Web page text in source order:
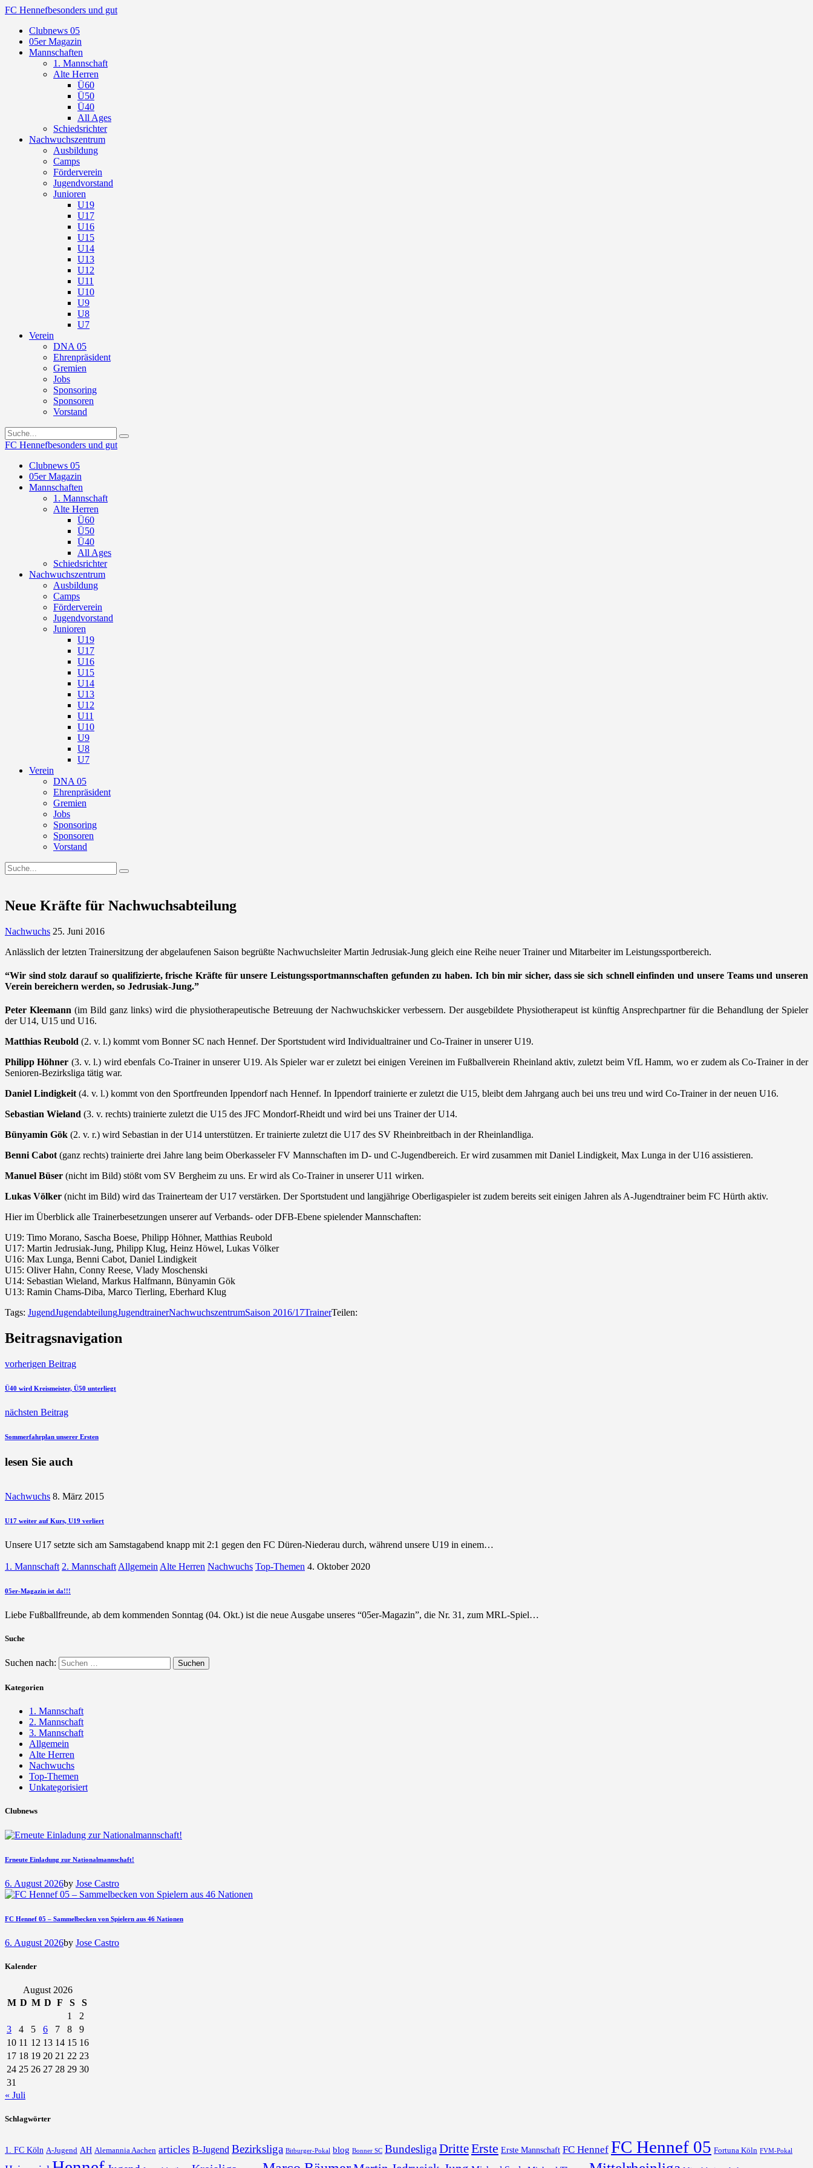
FC Hennefbesonders und gut
Clubnews 05
05er Magazin
Mannschaften
1. Mannschaft
Alte Herren
Ü60
Ü50
Ü40
All Ages
Schiedsrichter
Nachwuchszentrum
Ausbildung
Camps
Förderverein
Jugendvorstand
Junioren
U19
U17
U16
U15
U14
U13
U12
U11
U10
U9
U8
U7
Verein
DNA 05
Ehrenpräsident
Gremien
Jobs
Sponsoring
Sponsoren
Vorstand
FC Hennefbesonders und gut
Clubnews 05
05er Magazin
Mannschaften
1. Mannschaft
Alte Herren
Ü60
Ü50
Ü40
All Ages
Schiedsrichter
Nachwuchszentrum
Ausbildung
Camps
Förderverein
Jugendvorstand
Junioren
U19
U17
U16
U15
U14
U13
U12
U11
U10
U9
U8
U7
Verein
DNA 05
Ehrenpräsident
Gremien
Jobs
Sponsoring
Sponsoren
Vorstand
Neue Kräfte für Nachwuchsabteilung
Nachwuchs 25. Juni 2016
Anlässlich der letzten Trainersitzung der abgelaufenen Saison begrüßte Nachwuchsleiter Martin Jedrusiak-Jung gleich eine Reihe neuer Trainer und Mitarbeiter im Leistungssportbereich.
“Wir sind stolz darauf so qualifizierte, frische Kräfte für unsere Leistungssportmannschaften gefunden zu haben. Ich bin mir sicher, dass sie sich schnell einfinden und unsere Teams und unseren
Verein bereichern werden, so Jedrusiak-Jung.”
Peter Kleemann (im Bild ganz links) wird die physiotherapeutische Betreuung der Nachwuchskicker verbessern. Der ausgebildete Physiotherapeut ist künftig Ansprechpartner für die Behandlung der Spieler
der U14, U15 und U16.
Matthias Reubold (2. v. l.) kommt vom Bonner SC nach Hennef. Der Sportstudent wird Individualtrainer und Co-Trainer in unserer U19.
Philipp Höhner (3. v. l.) wird ebenfals Co-Trainer in unserer U19. Als Spieler war er zuletzt bei einigen Vereinen im Fußballverein Rheinland aktiv, zuletzt beim VfL Hamm, wo er zudem als Co-Trainer in der
Senioren-Bezirksliga tätig war.
Daniel Lindigkeit (4. v. l.) kommt von den Sportfreunden Ippendorf nach Hennef. In Ippendorf trainierte er zuletzt die U15, bleibt dem Jahrgang auch bei uns treu und wird Co-Trainer in der neuen U16.
Sebastian Wieland (3. v. rechts) trainierte zuletzt die U15 des JFC Mondorf-Rheidt und wird bei uns Trainer der U14.
Bünyamin Gök (2. v. r.) wird Sebastian in der U14 unterstützen. Er trainierte zuletzt die U17 des SV Rheinbreitbach in der Rheinlandliga.
Benni Cabot (ganz rechts) trainierte drei Jahre lang beim Oberkasseler FV Mannschaften im D- und C-Jugendbereich. Er wird zusammen mit Daniel Lindigkeit, Max Lunga in der U16 assistieren.
Manuel Büser (nicht im Bild) stößt vom SV Bergheim zu uns. Er wird als Co-Trainer in unserer U11 wirken.
Lukas Völker (nicht im Bild) wird das Trainerteam der U17 verstärken. Der Sportstudent und langjährige Oberligaspieler ist zudem bereits seit einigen Jahren als A-Jugendtrainer beim FC Hürth aktiv.
Hier im Überblick alle Trainerbesetzungen unserer auf Verbands- oder DFB-Ebene spielender Mannschaften:
U19: Timo Morano, Sascha Boese, Philipp Höhner, Matthias Reubold
U17: Martin Jedrusiak-Jung, Philipp Klug, Heinz Höwel, Lukas Völker
U16: Max Lunga, Benni Cabot, Daniel Lindigkeit
U15: Oliver Hahn, Conny Reese, Vlady Moschenski
U14: Sebastian Wieland, Markus Halfmann, Bünyamin Gök
U13: Ramin Chams-Diba, Marco Tierling, Eberhard Klug
Tags: JugendJugendabteilungJugendtrainerNachwuchszentrumSaison 2016/17TrainerTeilen:
Beitragsnavigation
vorherigen Beitrag
Ü40 wird Kreismeister, Ü50 unterliegt
nächsten Beitrag
Sommerfahrplan unserer Ersten
lesen Sie auch
Nachwuchs 8. März 2015
U17 weiter auf Kurs, U19 verliert
Unsere U17 setzte sich am Samstagabend knapp mit 2:1 gegen den FC Düren-Niederau durch, während unsere U19 in einem…
1. Mannschaft 2. Mannschaft Allgemein Alte Herren Nachwuchs Top-Themen 4. Oktober 2020
05er-Magazin ist da!!!
Liebe Fußballfreunde, ab dem kommenden Sonntag (04. Okt.) ist die neue Ausgabe unseres “05er-Magazin”, die Nr. 31, zum MRL-Spiel…
Suche
Suchen nach:
Kategorien
1. Mannschaft
2. Mannschaft
3. Mannschaft
Allgemein
Alte Herren
Nachwuchs
Top-Themen
Unkategorisiert
Clubnews
Erneute Einladung zur Nationalmannschaft!
6. August 2026by Jose Castro
FC Hennef 05 – Sammelbecken von Spielern aus 46 Nationen
6. August 2026by Jose Castro
Kalender
August 2026
M D M D F S
S
1
2
3
4 5 6 7 8
9
10 11 12 13 14 15 16
17 18 19 20 21 22 23
24 25 26 27 28 29 30
31
« Juli
Schlagwörter
1. FC Köln A-Jugend AH Alemannia Aachen articles B-Jugend Bezirksliga Bitburger-Pokal blog Bonner SC BundesligaDritteErste Erste Mannschaft FC Hennef FC Hennef 05 Fortuna Köln FVM-Pokal